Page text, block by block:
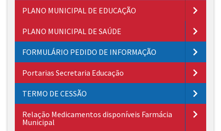
PLANO MUNICIPAL DE EDUCAÇÃO
PLANO MUNICIPAL DE SAÚDE
FORMULÁRIO PEDIDO DE INFORMAÇÃO
Portarias Secretaria Educação
TERMO DE CESSÃO
Relação Medicamentos disponíveis Farmácia
Municipal